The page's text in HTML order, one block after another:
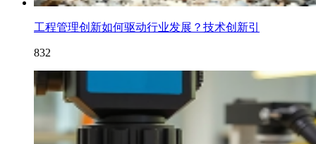
工程管理创新如何驱动行业发展？技术创新引
832